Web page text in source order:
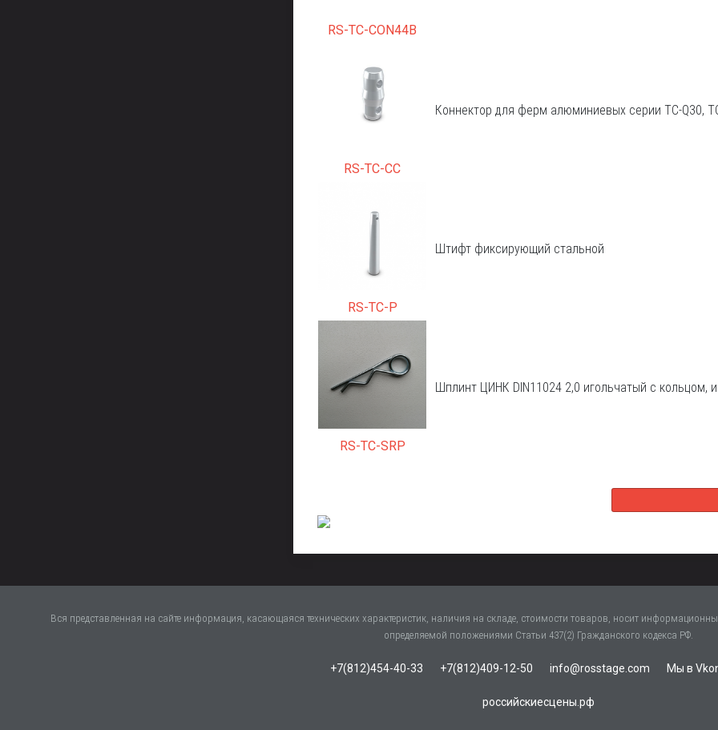
RS-TC-CON44B
RS-TC-CC
Коннектор для ферм алюминиевых серии TC-Q30,
RS-TC-P
Штифт фиксирующий стальной
RS-TC-SRP
Шплинт ЦИНК DIN11024 2,0 игольчатый с кольцом,
Вся представленная на сайте информация, касающаяся технических характеристик, наличия на складе, стоимости товаров, носит
определяемой положениями Статьи 437(2) Гражданского кодекса РФ.
+7(812)454-40-33 +7(812)409-12-50 info@rosstage.com Мы в
российскиесцены.рф